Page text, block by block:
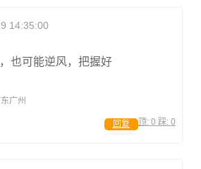
14:35:00
也可能逆风，把握好
广州
顶: 0 踩: 0
回复